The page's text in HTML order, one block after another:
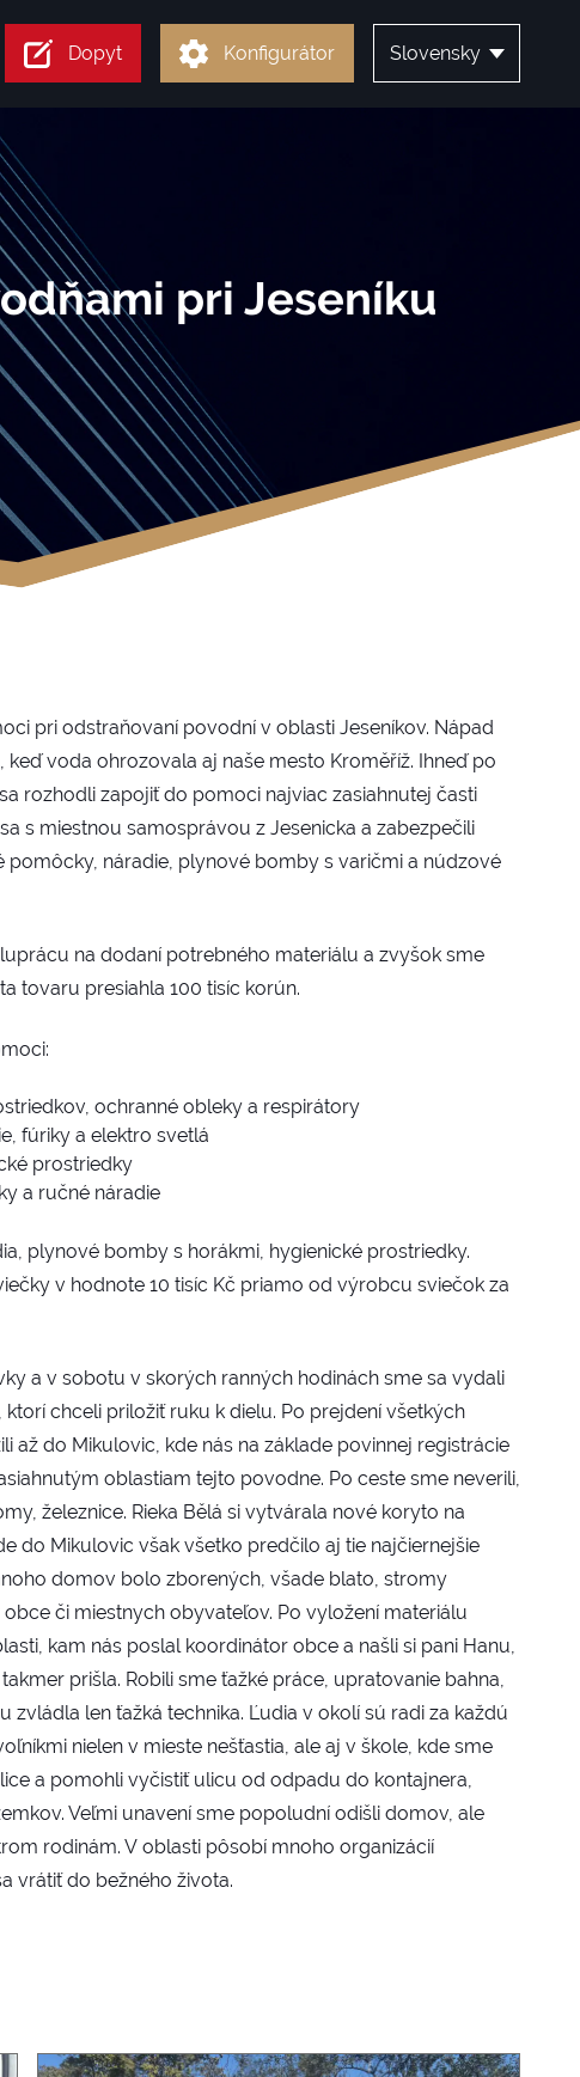
pri Jeseníku
pri odstraňovaní povodní v oblasti Jeseníkov. Nápad
voda ohrozovala aj naše mesto Kroměříž. Ihneď po
rozhodli zapojiť do pomoci najviac zasiahnutej časti
s miestnou samosprávou z Jesenicka a zabezpečili
náradie, plynové bomby s varičmi a núdzové
na dodaní potrebného materiálu a zvyšok sme
tovaru presiahla 100 tisíc korún.
ochranné obleky a respirátory
fúriky a elektro svetlá
prostriedky
a ručné náradie
plynové bomby s horákmi, hygienické prostriedky.
v hodnote 10 tisíc Kč priamo od výrobcu sviečok za
a v sobotu v skorých ranných hodinách sme sa vydali
chceli priložiť ruku k dielu. Po prejdení všetkých
do Mikulovic, kde nás na základe povinnej registrácie
oblastiam tejto povodne. Po ceste sme neverili,
železnice. Rieka Bělá si vytvárala nové koryto na
do Mikulovic však všetko predčilo aj tie najčiernejšie
domov bolo zborených, všade blato, stromy
či miestnych obyvateľov. Po vyložení materiálu
kam nás poslal koordinátor obce a našli si pani Hanu,
prišla. Robili sme ťažké práce, upratovanie bahna,
len ťažká technika. Ľudia v okolí sú radi za každú
nielen v mieste nešťastia, ale aj v škole, kde sme
a pomohli vyčistiť ulicu od odpadu do kontajnera,
Veľmi unavení sme popoludní odišli domov, ale
rodinám. V oblasti pôsobí mnoho organizácií
vrátiť do bežného života.
Dopyt Konfigurátor Slovensky